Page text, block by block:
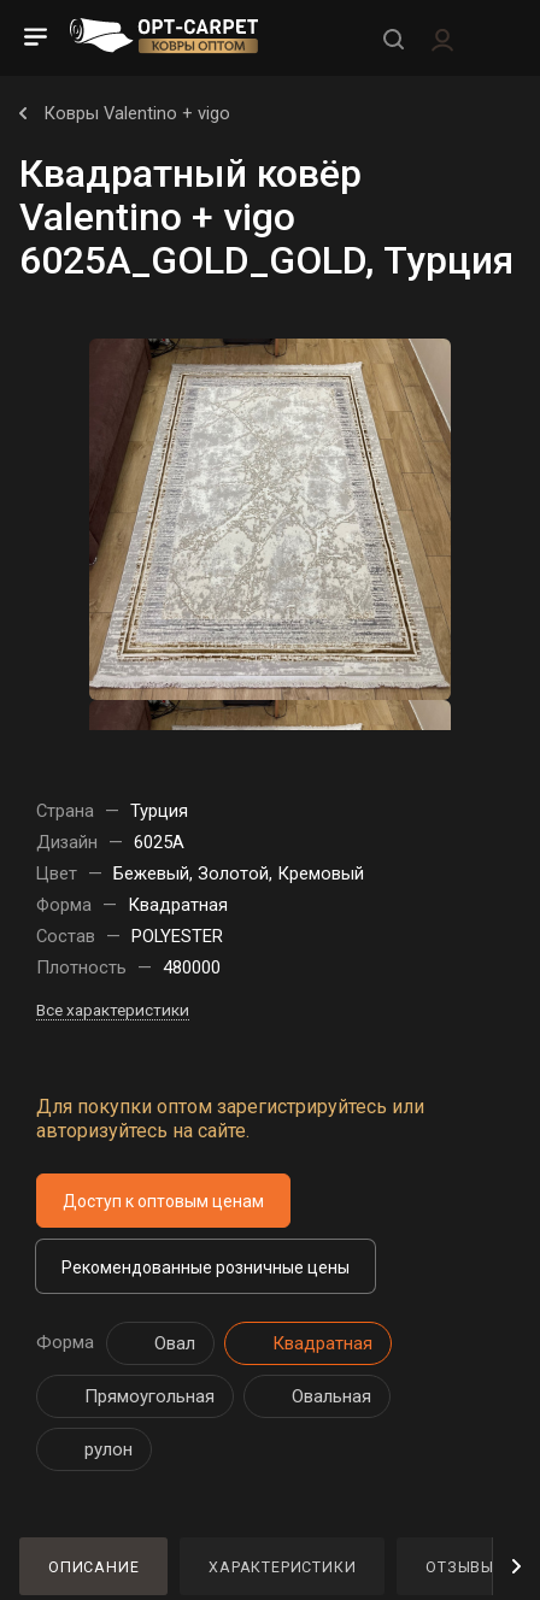
Ковры Valentino + vigo
Квадратный ковёр
Valentino + vigo
6025A_GOLD_GOLD, Турция
Страна — Турция
Дизайн
— 6025A
Цвет — Бежевый, Золотой, Кремовый
Форма —
Квадратная
Состав
— POLYESTER
Плотность
— 480000
Все характеристики
Для покупки оптом зарегистрируйтесь или
авторизуйтесь на сайте.
Доступ к оптовым ценам
Рекомендованные розничные цены
Форма Овал Квадратная
Прямоугольная Овальная
рулон
ОПИСАНИЕ ХАРАКТЕРИСТИКИ ОТЗЫВЫ